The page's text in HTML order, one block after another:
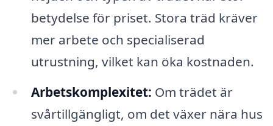
betydelse för priset. Stora träd kräver
mer arbete och specialiserad
utrustning, vilket kan öka kostnaden.
Arbetskomplexitet: Om trädet är
svårtillgängligt, om det växer nära hus